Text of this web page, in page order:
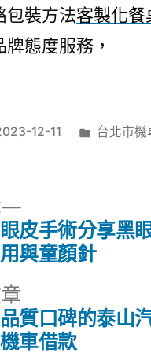
包裝方法客製化餐
態度服務，
12-11
分
台北市機
一
篇
質口碑的泰山
車借款
下
一
篇
皮手術分享黑
與童顏針